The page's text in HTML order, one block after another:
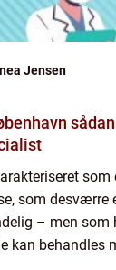
Jensen
finder du
som
som desværre
– men som
kan behandles